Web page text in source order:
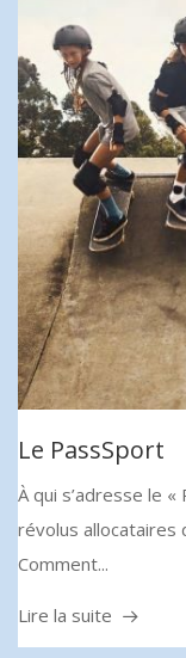
Le PassSport
À qui s’adresse le «
révolus allocataires
Comment...
Lire la suite